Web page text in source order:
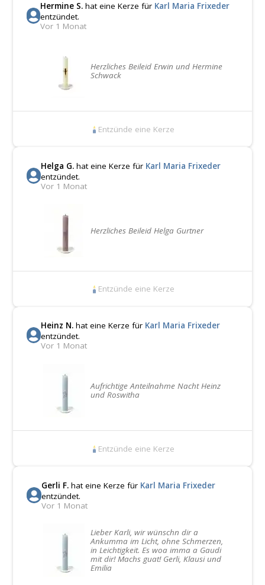
Hermine S. hat eine Kerze für Karl Maria Frixeder
entzündet.
Vor 1 Monat
Herzliches Beileid Erwin und Hermine
Schwack
Entzünde eine Kerze
Helga G. hat eine Kerze für Karl Maria Frixeder
entzündet.
Vor 1 Monat
Herzliches Beileid Helga Gurtner
Entzünde eine Kerze
Heinz N. hat eine Kerze für Karl Maria Frixeder
entzündet.
Vor 1 Monat
Aufrichtige Anteilnahme Nacht Heinz
und Roswitha
Entzünde eine Kerze
Gerli F.hat eine Kerze für Karl Maria Frixeder
entzündet.
Vor 1 Monat
Lieber Karli, wir wünschn dir a
Ankumma im Licht, ohne Schmerzen,
in Leichtigkeit. Es woa imma a Gaudi
mit dir! Machs guat! Gerli, Klausi und
Emilia